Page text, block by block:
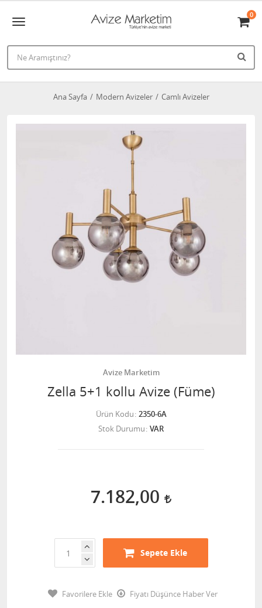
0
Ana Sayfa Modern Avizeler Camlı Avizeler
Avize Marketim
Zella 5+1 kollu Avize (Füme)
Ürün Kodu 2350-6A
Stok Durumu VAR
7.182,00
Sepete Ekle
Favorilere Ekle
Fiyatı Düşünce Haber Ver